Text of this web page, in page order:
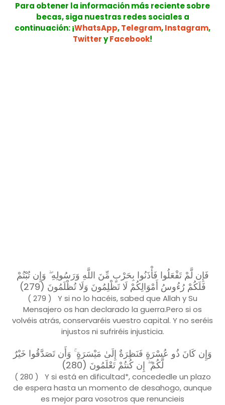
Para obtener la información más reciente sobre
becas, siga nuestras redes sociales a
continuación: ¡WhatsApp,Telegram,Instagram,
TwitteryFacebook!
فَإِن لَّمْ تَفْعَلُوا فَأْذَنُوا بِحَرْبٍ مِّنَ اللَّهِ وَرَسُولِهِ ۖ وَإِن تُبْتُمْ
فَلَكُمْ رُءُوسُ أَمْوَالِكُمْ لَا تَظْلِمُونَ وَلَا تُظْلَمُونَ (279)
( 279 ) Y si no lo hacéis, sabed que Allah y Su
Mensajero os han declarado la guerra.Pero si os
volvéis atrás, conservaréis vuestro capital. Y no seréis
injustos ni sufriréis injusticia.
وَإِن كَانَ ذُو عُسْرَةٍ فَنَظِرَةٌ إِلَىٰ مَيْسَرَةٍ ۚ وَأَن تَصَدَّقُوا خَيْرٌ
لَّكُمْ ۖ إِن كُنتُمْ تَعْلَمُونَ (280)
( 280 ) Y si está en dificultad*, concededle un plazo
de espera hasta un momento de desahogo, aunque
es mejor para vosotros que renuncieis